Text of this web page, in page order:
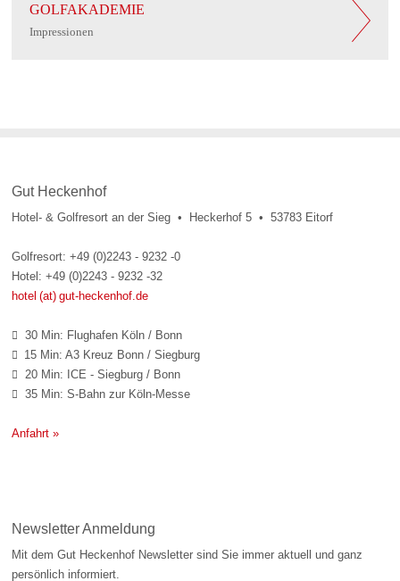
GOLFAKADEMIE
Impressionen
Gut Heckenhof
Hotel- & Golfresort an der Sieg • Heckerhof 5 • 53783 Eitorf
Golfresort: +49 (0)2243 - 9232 -0
Hotel: +49 (0)2243 - 9232 -32
hotel (at) gut-heckenhof.de
 30 Min: Flughafen Köln / Bonn
 15 Min: A3 Kreuz Bonn / Siegburg
 20 Min: ICE - Siegburg / Bonn
 35 Min: S-Bahn zur Köln-Messe
Anfahrt »
Newsletter Anmeldung
Mit dem Gut Heckenhof Newsletter sind Sie immer aktuell und ganz
persönlich informiert.